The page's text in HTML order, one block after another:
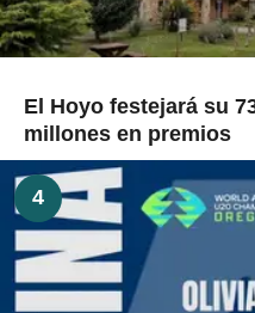
El Hoyo festejará su
millones en premios
4